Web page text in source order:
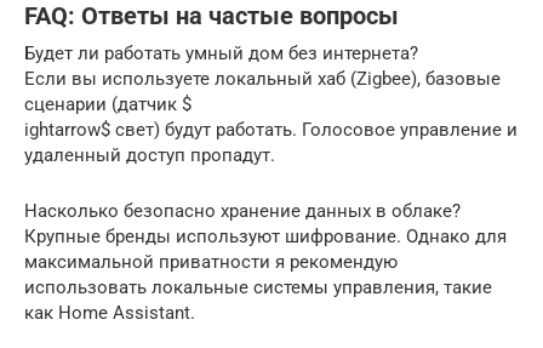
FAQ: Ответы на частые вопросы
Будет ли работать умный дом без интернета?
Если вы используете локальный хаб (Zigbee), базовые
сценарии (датчик $
ightarrow$ свет) будут работать. Голосовое управление и
удаленный доступ пропадут.
Насколько безопасно хранение данных в облаке?
Крупные бренды используют шифрование. Однако для
максимальной приватности я рекомендую
использовать локальные системы управления, такие
как Home Assistant.